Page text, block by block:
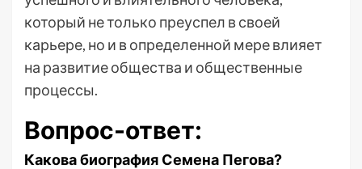
который не только преуспел в своей
карьере, но и в определенной мере влияет
на развитие общества и общественные
процессы.
Вопрос-ответ:
Какова биография Семена Пегова?